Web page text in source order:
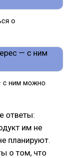
о
с ним можно
ответы:
им не
планируют.
о том, что